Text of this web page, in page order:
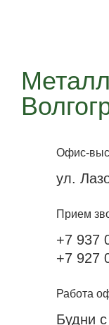
Офис-
ул.
Прием
+7 937
+7 927
Работа
Будни